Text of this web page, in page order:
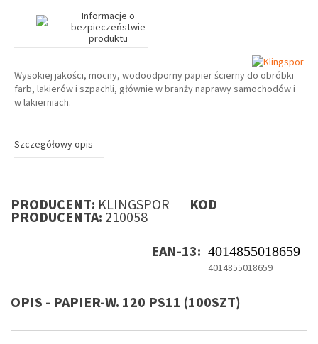
Informacje o
bezpieczeństwie
produktu
Wysokiej jakości, mocny, wodoodporny papier ścierny do obróbki
farb, lakierów i szpachli, głównie w branży naprawy samochodów i
w lakierniach.
Szczegółowy opis
PRODUCENT: KLINGSPOR KOD
PRODUCENTA: 210058
EAN-13: 4014855018659
4014855018659
OPIS - PAPIER-W. 120 PS11 (100SZT)